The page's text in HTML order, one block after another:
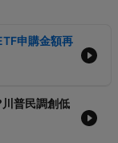
申購金額再
普民調創低